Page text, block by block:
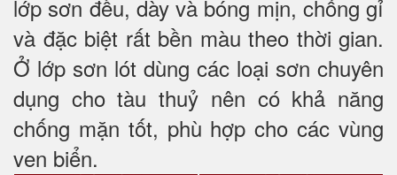
lớp sơn đều, dày và bóng mịn, chống gỉ
và đặc biệt rất bền màu theo thời gian.
Ở lớp sơn lót dùng các loại sơn chuyên
dụng cho tàu thuỷ nên có khả năng
chống mặn tốt, phù hợp cho các vùng
ven biển.